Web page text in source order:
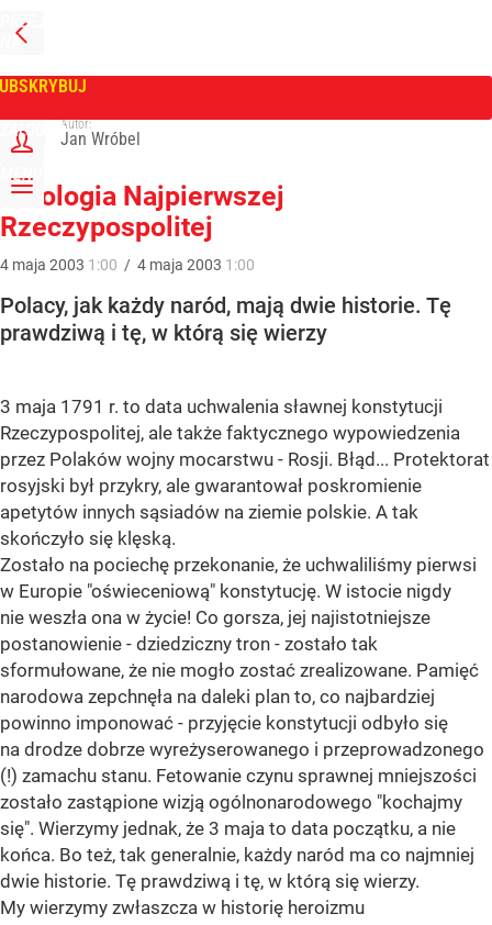
PRZEJDŹ
NA
GŁÓWNĄ
ZALOGUJ
MENU
Tygodnik Wprost
Autor:
Jan Wróbel
Mitologia Najpierwszej
Rzeczypospolitej
4 maja 2003 1:00 / 4 maja 2003 1:00
Polacy, jak każdy naród, mają dwie historie. Tę
prawdziwą i tę, w którą się wierzy
3 maja 1791 r. to data uchwalenia sławnej konstytucji
Rzeczypospolitej, ale także faktycznego wypowiedzenia
przez Polaków wojny mocarstwu - Rosji. Błąd... Protektorat
rosyjski był przykry, ale gwarantował poskromienie
apetytów innych sąsiadów na ziemie polskie. A tak
skończyło się klęską.
Zostało na pociechę przekonanie, że uchwaliliśmy pierwsi
w Europie "oświeceniową" konstytucję. W istocie nigdy
nie weszła ona w życie! Co gorsza, jej najistotniejsze
postanowienie - dziedziczny tron - zostało tak
sformułowane, że nie mogło zostać zrealizowane. Pamięć
narodowa zepchnęła na daleki plan to, co najbardziej
powinno imponować - przyjęcie konstytucji odbyło się
na drodze dobrze wyreżyserowanego i przeprowadzonego
(!) zamachu stanu. Fetowanie czynu sprawnej mniejszości
zostało zastąpione wizją ogólnonarodowego "kochajmy
się". Wierzymy jednak, że 3 maja to data początku, a nie
końca. Bo też, tak generalnie, każdy naród ma co najmniej
dwie historie. Tę prawdziwą i tę, w którą się wierzy.
My wierzymy zwłaszcza w historię heroizmu